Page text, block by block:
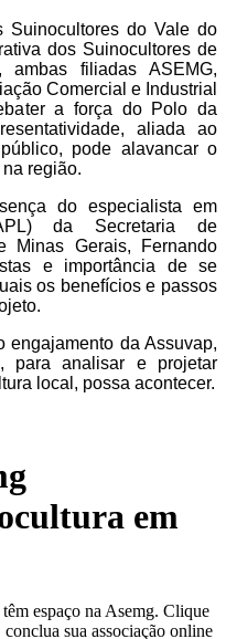
Suinocultores do Vale do
dos Suinocultores de
ambas filiadas ASEMG,
Comercial e Industrial
a força do Polo da
aliada ao
pode alavancar o
região.
do especialista em
da Secretaria de
Minas Gerais, Fernando
e importância de se
os benefícios e passos
engajamento da Assuvap,
para analisar e projetar
local, possa acontecer.
em
espaço na Asemg. Clique
sua associação online